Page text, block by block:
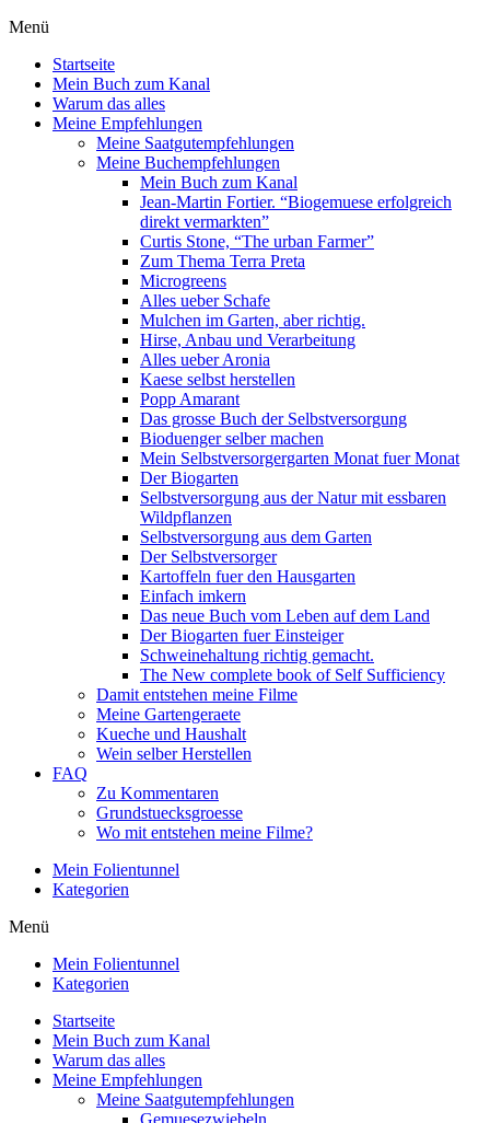
Menü
Startseite
Mein Buch zum Kanal
Warum das alles
Meine Empfehlungen
Meine Saatgutempfehlungen
Meine Buchempfehlungen
Mein Buch zum Kanal
Jean-Martin Fortier. “Biogemuese erfolgreich
direkt vermarkten”
Curtis Stone, “The urban Farmer”
Zum Thema Terra Preta
Microgreens
Alles ueber Schafe
Mulchen im Garten, aber richtig.
Hirse, Anbau und Verarbeitung
Alles ueber Aronia
Kaese selbst herstellen
Popp Amarant
Das grosse Buch der Selbstversorgung
Bioduenger selber machen
Mein Selbstversorgergarten Monat fuer Monat
Der Biogarten
Selbstversorgung aus der Natur mit essbaren
Wildpflanzen
Selbstversorgung aus dem Garten
Der Selbstversorger
Kartoffeln fuer den Hausgarten
Einfach imkern
Das neue Buch vom Leben auf dem Land
Der Biogarten fuer Einsteiger
Schweinehaltung richtig gemacht.
The New complete book of Self Sufficiency
Damit entstehen meine Filme
Meine Gartengeraete
Kueche und Haushalt
Wein selber Herstellen
FAQ
Zu Kommentaren
Grundstuecksgroesse
Wo mit entstehen meine Filme?
Mein Folientunnel
Kategorien
Menü
Mein Folientunnel
Kategorien
Startseite
Mein Buch zum Kanal
Warum das alles
Meine Empfehlungen
Meine Saatgutempfehlungen
Gemuesezwiebeln